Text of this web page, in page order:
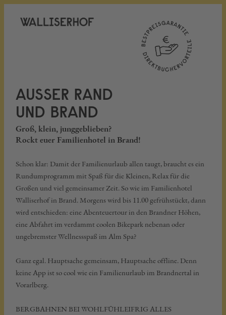
AUSSER RAND
UND BRAND
Groß, klein, junggeblieben?
Rockt euer Familienhotel in Brand!
Schon klar: Damit der Familienurlaub allen taugt, braucht es ein
Rundumprogramm mit Spaß für die Kleinen, Relax für die
Großen und viel gemeinsamer Zeit. So wie im Familienhotel
Walliserhof in Brand. Morgens wird bis 11.00 gefrühstückt, dann
wird entschieden: eine Abenteuertour in den Brandner Höhen,
eine Abfahrt im verdammt coolen Bikepark nebenan oder
ungebremster Wellnessspaß im Alm Spa?
Ganz egal. Hauptsache gemeinsam, Hauptsache offline. Denn
keine App ist so cool wie ein Familienurlaub im Brandnertal in
Vorarlberg.
BERGBAHNEN BEI WOHLFÜHLEIFRIG ALLES